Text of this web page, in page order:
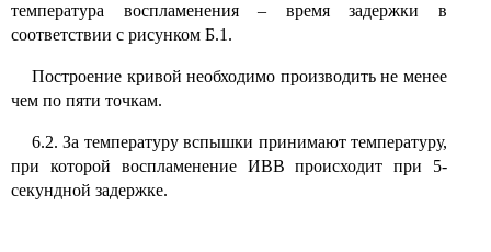
температура воспламенения–
время задержки в
соответствии с рисунком Б.1.
Построение кривой необходимо производить не менее
чем по пяти точкам.
6.2. За температуру вспышки принимают температуру,
при которой воспламенение ИВВ происходит при 5-
секундной задержке.